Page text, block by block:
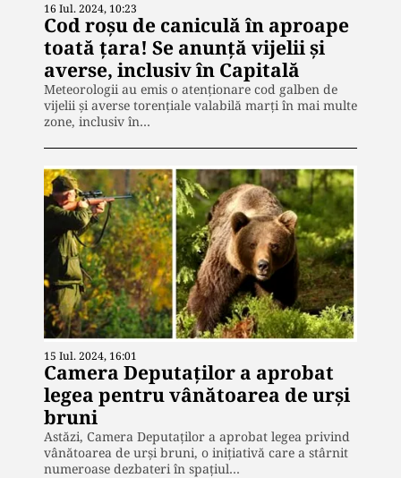
16 Iul. 2024, 10:23
Cod roșu de caniculă în aproape
toată țara! Se anunță vijelii și
averse, inclusiv în Capitală
Meteorologii au emis o atenţionare cod galben de
vijelii şi averse torenţiale valabilă marţi în mai multe
zone, inclusiv în…
15 Iul. 2024, 16:01
Camera Deputaților a aprobat
legea pentru vânătoarea de urși
bruni
Astăzi, Camera Deputaților a aprobat legea privind
vânătoarea de urși bruni, o inițiativă care a stârnit
numeroase dezbateri în spațiul…